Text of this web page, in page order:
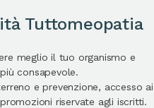
Tuttomeopatia
meglio il tuo organismo e
consapevole.
e prevenzione, accesso ai
riservate agli iscritti.